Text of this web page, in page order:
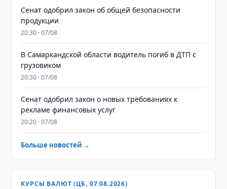
Сенат одобрил закон об общей безопасности
продукции
20:30 · 07/08
В Самаркандской области водитель погиб в ДТП с
грузовиком
20:30 · 07/08
Сенат одобрил закон о новых требованиях к
рекламе финансовых услуг
20:20 · 07/08
Больше новостей →
КУРСЫ ВАЛЮТ (ЦБ, 07.08.2026)